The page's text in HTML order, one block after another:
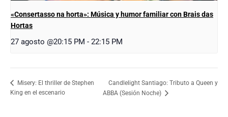
«Consertasso na horta»: Música y humor familiar con Brais das
Hortas
27 agosto @20:15 PM - 22:15 PM
Misery: El thriller de Stephen
King en el escenario
Candlelight Santiago: Tributo a Queen y
ABBA (Sesión Noche)